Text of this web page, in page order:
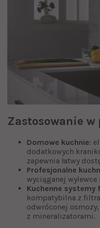
Zastosowanie w
Domowe kuchnie:
dodatkowych
zapewnia łatwy
Profesjonalne
wyciąganej
Kuchenne
kompatybilna z
odwróconej
z mineralizatorami.